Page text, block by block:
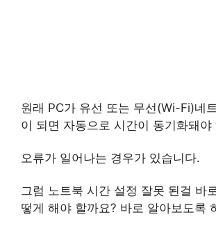
원래 PC가 유선 또는 무선(Wi-Fi)네
이 되면 자동으로 시간이 동기화돼야
오류가 일어나는 경우가 있습니다.
그럼 노트북 시간 설정 잘못 된걸 바
떻게 해야 할까요? 바로 알아보도록